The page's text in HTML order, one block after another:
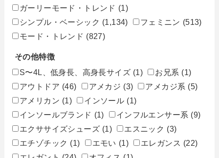
ガーリーモード・トレンド (1)
シンプル・ベーシック (1,134) フェミニン (513)
モード・トレンド (827)
その他特徴
S〜4L、低身長、高身長サイズ (1) お兄系 (1)
アウトドア (46) アメカジ (3) アメカジ系 (5)
アメリカン (1) インソール (1)
インソールブランド (1) インフルエンサー系 (9)
エクササイズシューズ (1) エスニック (3)
エチゾチック (1) エモい (1) エレガンス (22)